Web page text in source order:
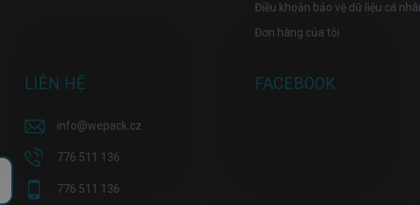
Điều khoản bảo vệ dữ liệu cá
Đơn hàng của tôi
LIÊN HỆ
info@wepack.cz
776 511 136
776 511 136
FACEBOOK